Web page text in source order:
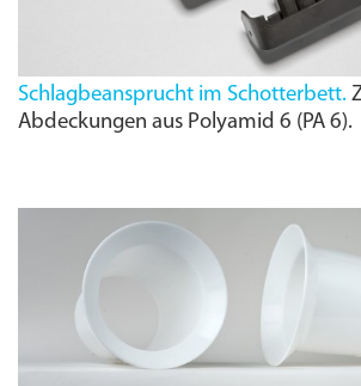
Schlagbeansprucht im Schotterbett.
Abdeckungen aus Polyamid 6 (PA 6).